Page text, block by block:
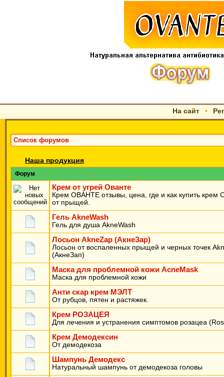
На сайт •
Список форумов
Наша продукция
Форум
Крем от угрей Ованте
Крем ОВАНТЕ отзывы, цена, где и как купить крем
от прыщей.
Гель AkneWash
Гель для душа AkneWash
Лосьон AkneZap (АкнеЗар)
Лосьон от воспаленных прыщей и черных точек
(АкнеЗап)
Маска для проблемной кожи AcneMask
Маска для проблемной кожи
Анти скар крем МЭЛТ
От рубцов, пятен и растяжек.
Крем РОЗАЦЕЯ
Для лечения и устранения симптомов розацеа
Крем Демодексин
От демодекоза
Шампунь Демодекс
Натуральный шампунь от демодекоза головы